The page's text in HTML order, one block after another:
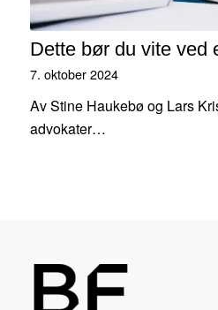
Dette bør du vite ved
7. oktober 2024
Av Stine Haukebø og Lars
advokater…